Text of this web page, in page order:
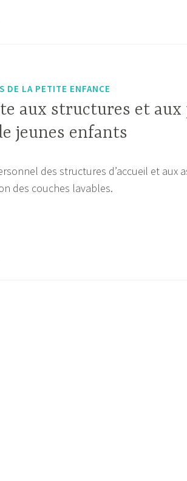
DE LA PETITE ENFANCE
aux structures et aux
jeunes enfants
des structures d’accueil et aux
des couches lavables.